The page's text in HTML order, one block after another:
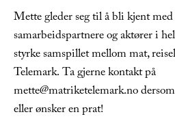
Mette gleder seg til å bli kjent
samarbeidspartnere og aktører i
styrke samspillet mellom mat,
Telemark. Ta gjerne kontakt på
mette@matriketelemark.no
eller ønsker en prat!